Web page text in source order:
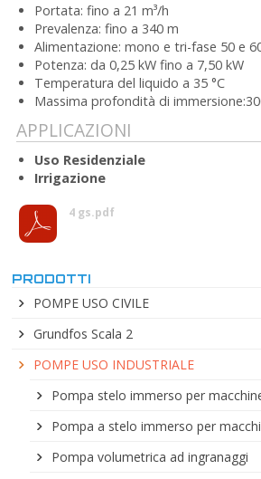
Portata: fino a 21 m³/h
Prevalenza: fino a 340 m
Alimentazione: mono e tri-fase 50 e
Potenza: da 0,25 kW fino a 7,50 kW
Temperatura del liquido a 35 °C
Massima profondità di
APPLICAZIONI
Uso Residenziale
Irrigazione
4 gs.pdf
PRODOTTI
POMPE USO CIVILE
Grundfos Scala 2
POMPE USO INDUSTRIALE
Pompa stelo immerso per
Pompa a stelo immerso per
Pompa volumetrica ad ingranaggi